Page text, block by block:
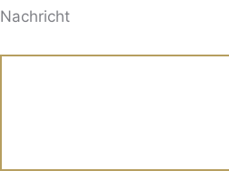
BITTE LASSE DIESES FELD LEER.
Nachricht